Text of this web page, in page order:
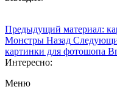
Предыдущий материал:
Монстры Назад
картинки для фотошопа
Интересно:
Меню